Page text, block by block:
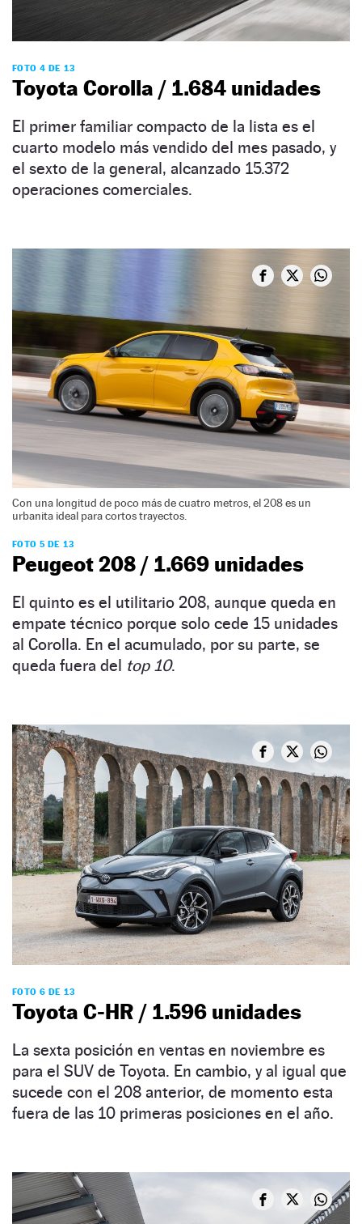
FOTO 4 DE 13
Toyota Corolla / 1.684 unidades
El primer familiar compacto de la lista es el
cuarto modelo más vendido del mes pasado, y
el sexto de la general, alcanzado 15.372
operaciones comerciales.
Con una longitud de poco más de cuatro metros, el 208 es un
urbanita ideal para cortos trayectos.
FOTO 5 DE 13
Peugeot 208 / 1.669 unidades
El quinto es el utilitario 208, aunque queda en
empate técnico porque solo cede 15 unidades
al Corolla. En el acumulado, por su parte, se
queda fuera del top 10.
FOTO 6 DE 13
Toyota C-HR / 1.596 unidades
La sexta posición en ventas en noviembre es
para el SUV de Toyota. En cambio, y al igual que
sucede con el 208 anterior, de momento esta
fuera de las 10 primeras posiciones en el año.